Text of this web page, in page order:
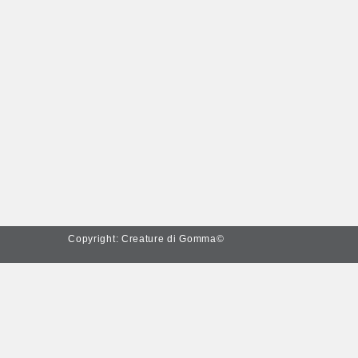
Copyright: Creature di Gomma©